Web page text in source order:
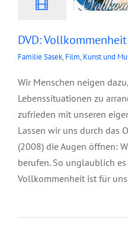
DVD: Vollkommenheit
Familie Sasek, Film, Kunst und
Wir Menschen neigen
Lebenssituationen zu
zufrieden mit unseren
Lassen wir uns durch das
(2008) die Augen öffnen:
berufen. So unglaublich
Vollkommenheit ist für